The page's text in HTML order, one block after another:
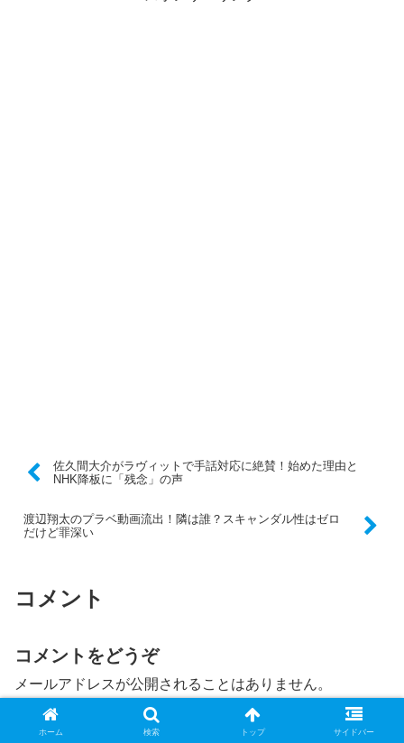
佐久間大介がラヴィットで手話対応に絶賛！始めた理由と
NHK降板に「残念」の声
渡辺翔太のプラベ動画流出！隣は誰？スキャンダル性はゼロ
だけど罪深い
コメント
コメントをどうぞ
メールアドレスが公開されることはありません。
コメント
ホーム 検索 トップ サイドバー